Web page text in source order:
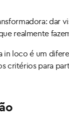
dar
realmente
loco é um
critérios para